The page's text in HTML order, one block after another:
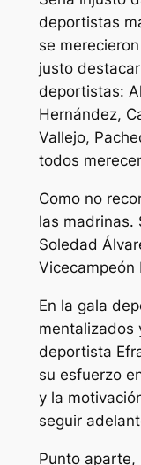
deportistas
se
justo
deportistas:
Hernández,
Vallejo,
todos
Como no
las madrinas.
Soledad
Vicecampeón
En la gala
mentalizados
deportista
su esfuerzo
y la
seguir
Punto aparte,